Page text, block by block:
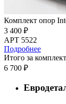
Комплект опор
3 400 ₽
АРТ 5522
Подробнее
Итого за
6 700 ₽